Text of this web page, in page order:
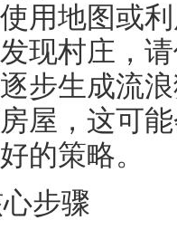
用地图或
现村庄，
步生成流
屋，这可
的策略。
步骤